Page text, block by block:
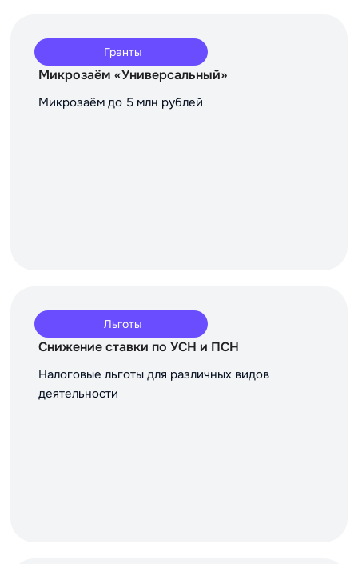
Гранты
Микрозаём «Универсальный»
Микрозаём до 5 млн рублей
Льготы
Снижение ставки по УСН и ПСН
Налоговые льготы для различных видов
деятельности